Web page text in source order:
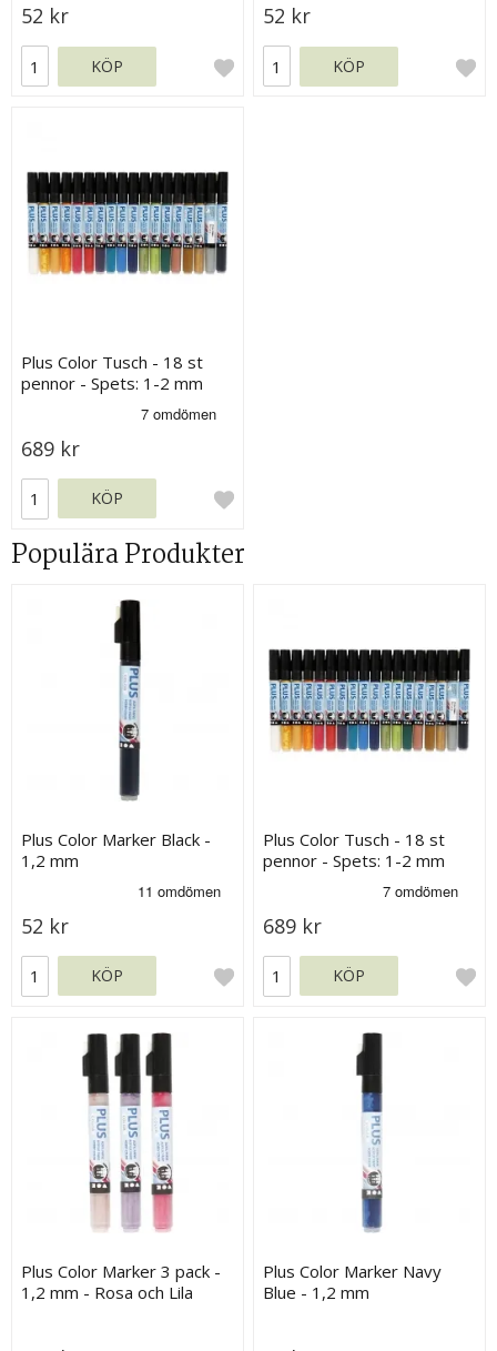
52 kr
KÖP
52 kr
KÖP
Plus Color Tusch - 18 st
pennor - Spets: 1-2 mm
689 kr
KÖP
Populära Produkter
Plus Color Marker Black -
1,2 mm
52 kr
KÖP
Plus Color Tusch - 18 st
pennor - Spets: 1-2 mm
689 kr
KÖP
Plus Color Marker 3 pack -
1,2 mm - Rosa och Lila
Plus Color Marker Navy
Blue - 1,2 mm